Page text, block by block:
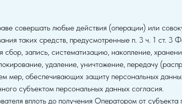
совершать любые действия (операции) или
таких средств, предусмотренные п. 3 ч. 1 ст. 3
запись, систематизацию, накопление,
удаление, уничтожение, передачу
мер, обеспечивающих защиту персональных
субъектом персональных данных согласия.
вплоть до получения Оператором от